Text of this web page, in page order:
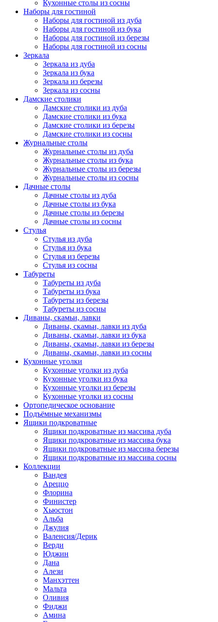
Кухонные столы из сосны
Наборы для гостиной
Наборы для гостиной из дуба
Наборы для гостиной из бука
Наборы для гостиной из березы
Наборы для гостиной из сосны
Зеркала
Зеркала из дуба
Зеркала из бука
Зеркала из березы
Зеркала из сосны
Дамские столики
Дамские столики из дуба
Дамские столики из бука
Дамские столики из березы
Дамские столики из сосны
Журнальные столы
Журнальные столы из дуба
Журнальные столы из бука
Журнальные столы из березы
Журнальные столы из сосны
Дачные столы
Дачные столы из дуба
Дачные столы из бука
Дачные столы из березы
Дачные столы из сосны
Стулья
Стулья из дуба
Стулья из бука
Стулья из березы
Стулья из сосны
Табуреты
Табуреты из дуба
Табуреты из бука
Табуреты из березы
Табуреты из сосны
Диваны, скамьи, лавки
Диваны, скамьи, лавки из дуба
Диваны, скамьи, лавки из бука
Диваны, скамьи, лавки из березы
Диваны, скамьи, лавки из сосны
Кухонные уголки
Кухонные уголки из дуба
Кухонные уголки из бука
Кухонные уголки из березы
Кухонные уголки из сосны
Ортопедическое основание
Подъёмные механизмы
Ящики подкроватные
Ящики подкроватные из массива дуба
Ящики подкроватные из массива бука
Ящики подкроватные из массива березы
Ящики подкроватные из массива сосны
Коллекции
Вандея
Ареццо
Флорина
Финистер
Хьюстон
Альба
Джулия
Валенсия/Дерик
Верди
Юджин
Дана
Алези
Манхэттен
Мальта
Оливия
Фиджи
Амина